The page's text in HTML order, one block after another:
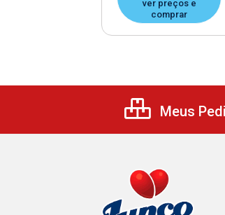
ver preços e
comprar
Meus